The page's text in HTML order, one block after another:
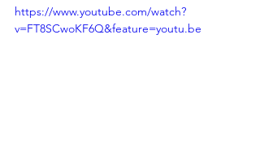
https://www.youtube.com/watch?
v=FT8SCwoKF6Q&feature=youtu.be